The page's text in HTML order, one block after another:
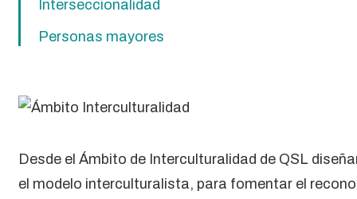
Interseccionalidad
Personas mayores
Desde el Ámbito de Interculturalidad de QSL
el modelo interculturalista, para fomentar el